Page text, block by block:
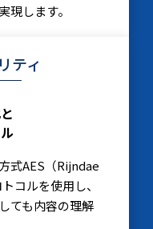
現します。
ティ
式AES（Rijndae
コルを使用し、
ても内容の理解